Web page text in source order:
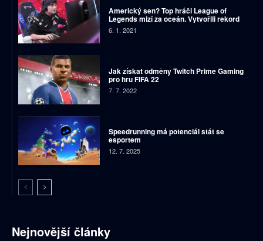
Americký sen? Top hráči League of
Legends mizí za oceán. Vytvořili rekord
6. 1. 2021
Jak získat odměny Twitch Prime Gaming
pro hru FIFA 22
7. 7. 2022
Speedrunning má potenciál stát se
esportem
12. 7. 2025
Nejnovější články